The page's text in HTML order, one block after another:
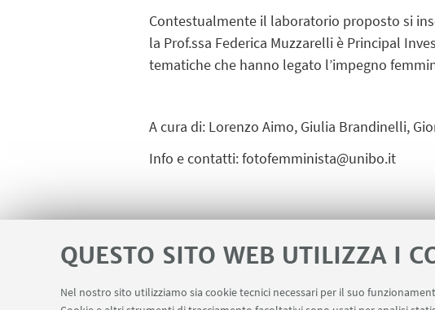
QUESTO SITO WEB UTILIZZA I
Nel nostro sito utilizziamo sia cookie tecnici necessari per il suo
Contestualmente il laboratorio proposto si
la Prof.ssa Federica Muzzarelli è Principal
tematiche che hanno legato l’impegno
A cura di: Lorenzo Aimo, Giulia Brandinelli,
Info e contatti: fotofemminista@unibo.it
Locandina[ .pdf 1482Kb ]